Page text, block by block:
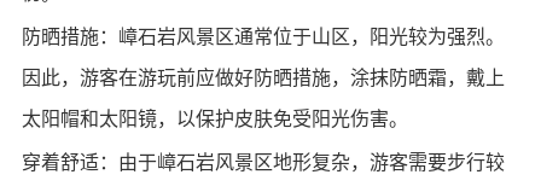
防晒措施：嶂石岩风景区通常位于山区，阳光较为强烈。
因此，游客在游玩前应做好防晒措施，涂抹防晒霜，戴上
太阳帽和太阳镜，以保护皮肤免受阳光伤害。
穿着舒适：由于嶂石岩风景区地形复杂，游客需要步行较